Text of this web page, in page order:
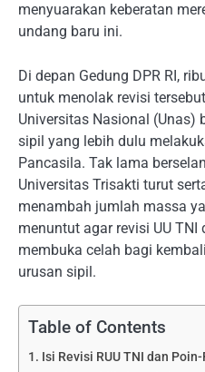
menyuarakan keberatan
undang baru ini.
Di depan Gedung DPR RI,
untuk menolak revisi
Universitas Nasional (Unas)
sipil yang lebih dulu
Pancasila. Tak lama
Universitas Trisakti turut
menambah jumlah massa
menuntut agar revisi UU
membuka celah bagi
urusan sipil.
Table of Contents
Isi Revisi RUU TNI dan